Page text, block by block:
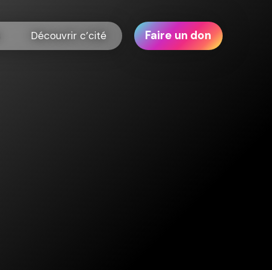
Découvrir c’cité Faire un don